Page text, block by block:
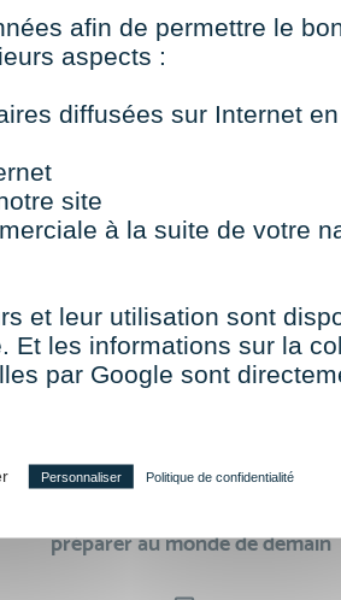
COURTES
academy c’est
préparer au monde de demain
afin de permettre le
aspects :
diffusées sur Internet
site
à la suite de votre
et leur utilisation sont
Et les informations sur la
par Google sont
Personnaliser Politique de confidentialité